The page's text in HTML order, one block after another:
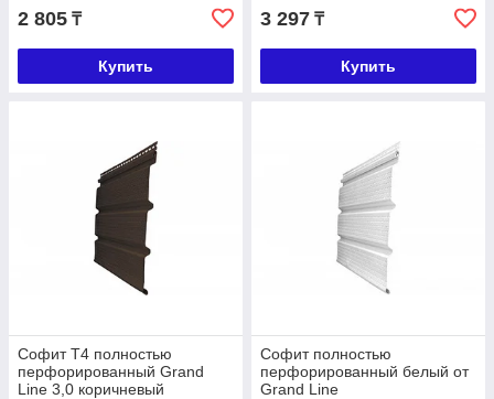
2 805 ₸
Купить
3 297 ₸
Купить
Софит T4 полностью
перфорированный Grand
Line 3,0 коричневый
Софит полностью
перфорированный белый от
Grand Line